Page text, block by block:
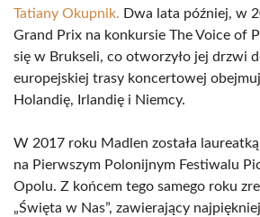
Tatiany Okupnik. Dwa lata później, w
Grand Prix na konkursie The Voice of
się w Brukseli, co otworzyło jej drzwi
europejskiej trasy koncertowej
Holandię, Irlandię i Niemcy.
W 2017 roku Madlen została
na Pierwszym Polonijnym Festiwalu
Opolu. Z końcem tego samego roku
„Święta w Nas”, zawierający